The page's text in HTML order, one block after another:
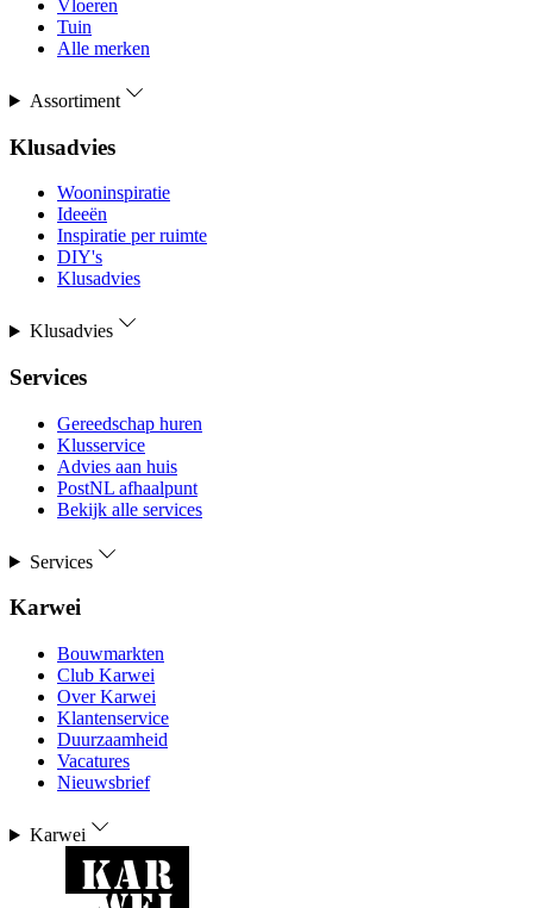
Vloeren
Tuin
Alle merken
Assortiment
Klusadvies
Wooninspiratie
Ideeën
Inspiratie per ruimte
DIY's
Klusadvies
Klusadvies
Services
Gereedschap huren
Klusservice
Advies aan huis
PostNL afhaalpunt
Bekijk alle services
Services
Karwei
Bouwmarkten
Club Karwei
Over Karwei
Klantenservice
Duurzaamheid
Vacatures
Nieuwsbrief
Karwei